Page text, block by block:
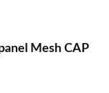
Mesh CAP